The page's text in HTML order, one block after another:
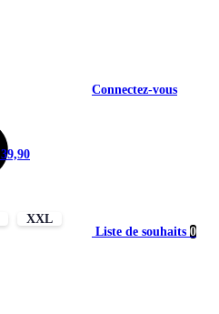
Connectez-vous
Liste de souhaits 0
39,90
XXL